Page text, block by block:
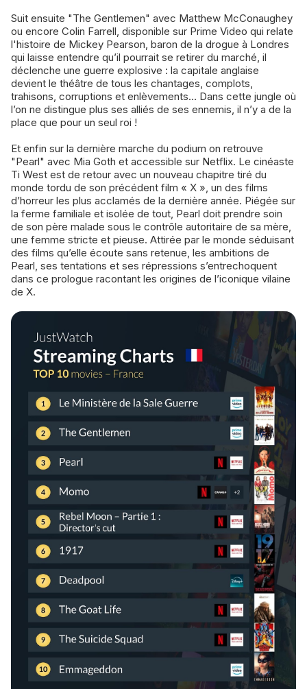
Suit ensuite "The Gentlemen" avec Matthew McConaughey
ou encore Colin Farrell, disponible sur Prime Video qui relate
l'histoire de Mickey Pearson, baron de la drogue à Londres
qui laisse entendre qu’il pourrait se retirer du marché, il
déclenche une guerre explosive : la capitale anglaise
devient le théâtre de tous les chantages, complots,
trahisons, corruptions et enlèvements… Dans cette jungle où
l’on ne distingue plus ses alliés de ses ennemis, il n’y a de la
place que pour un seul roi !
Et enfin sur la dernière marche du podium on retrouve ​
"Pearl" avec Mia Goth et accessible sur Netflix. Le cinéaste
Ti West est de retour avec un nouveau chapitre tiré du
monde tordu de son précédent film « X », un des films
d’horreur les plus acclamés de la dernière année. Piégée sur
la ferme familiale et isolée de tout, Pearl doit prendre soin
de son père malade sous le contrôle autoritaire de sa mère,
une femme stricte et pieuse. Attirée par le monde séduisant
des films qu’elle écoute sans retenue, les ambitions de
Pearl, ses tentations et ses répressions s’entrechoquent
dans ce prologue racontant les origines de l’iconique vilaine
de X.